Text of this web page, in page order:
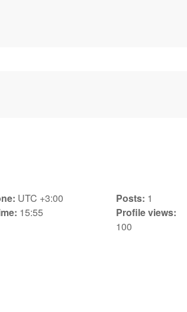
UTC +3:00
15:55
Posts: 1
Profile views:
100